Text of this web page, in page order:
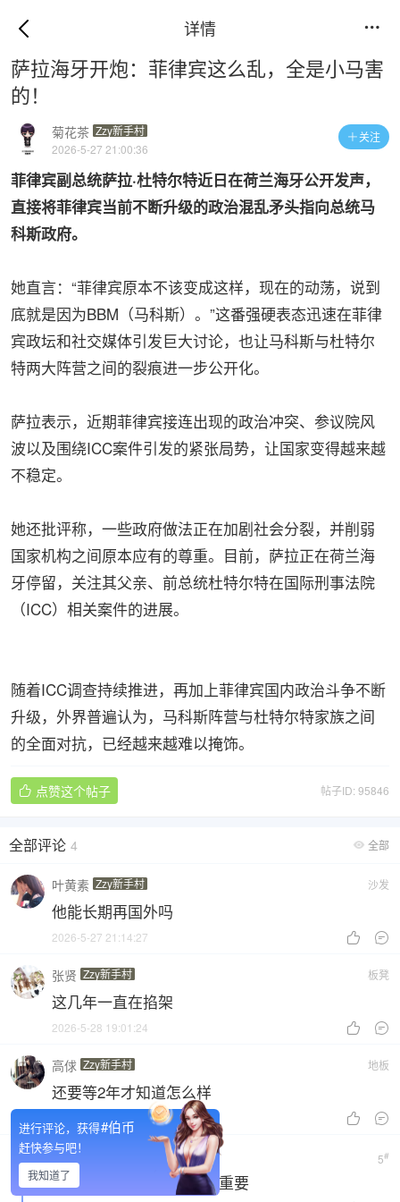
详情 
萨拉海牙开炮：菲律宾这么乱，全是小马害
的！
关注
菊花茶 Zzy新手村
2026-5-27 21:00:36
菲律宾副总统萨拉·杜特尔特近日在荷兰海牙公开发声，
直接将菲律宾当前不断升级的政治混乱矛头指向总统马
科斯政府。
她直言：“菲律宾原本不该变成这样，现在的动荡，说到
底就是因为BBM（马科斯）。”这番强硬表态迅速在菲律
宾政坛和社交媒体引发巨大讨论，也让马科斯与杜特尔
特两大阵营之间的裂痕进一步公开化。
萨拉表示，近期菲律宾接连出现的政治冲突、参议院风
波以及围绕ICC案件引发的紧张局势，让国家变得越来越
不稳定。
她还批评称，一些政府做法正在加剧社会分裂，并削弱
国家机构之间原本应有的尊重。目前，萨拉正在荷兰海
牙停留，关注其父亲、前总统杜特尔特在国际刑事法院
（ICC）相关案件的进展。
随着ICC调查持续推进，再加上菲律宾国内政治斗争不断
升级，外界普遍认为，马科斯阵营与杜特尔特家族之间
的全面对抗，已经越来越难以掩饰。
帖子ID: 95846
 点赞这个帖子
 全部
全部评论 4
沙发
叶黄素 Zzy新手村
他能长期再国外吗
 
2026-5-27 21:14:27
板凳
张贤 Zzy新手村
这几年一直在掐架
 
2026-5-28 19:01:24
地板
高俅 Zzy新手村
还要等2年才知道怎么样
 
2026-5-29 22:30:34
5#
孤立
我觉得还是保存实力比较重要
进行评论，获得#伯币
赶快参与吧！
我知道了